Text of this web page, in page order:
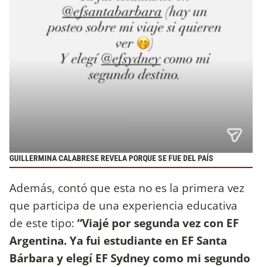
GUILLERMINA CALABRESE REVELA PORQUE SE FUE DEL PAÍS
Además, contó que esta no es la primera vez
que participa de una experiencia educativa
de este tipo: “Viajé por segunda vez con EF
Argentina. Ya fui estudiante en EF Santa
Bárbara y elegí EF Sydney como mi segundo